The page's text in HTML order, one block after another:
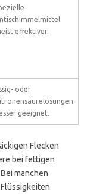
effektiver.
oder
geeignet.
Flecken
bei fettigen
manchen